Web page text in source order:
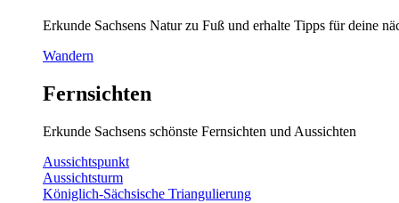
Erkunde Sachsens Natur zu Fuß und erhalte Tipps für deine
Wandern
Fernsichten
Erkunde Sachsens schönste Fernsichten und Aussichten
Aussichtspunkt
Aussichtsturm
Königlich-Sächsische Triangulierung